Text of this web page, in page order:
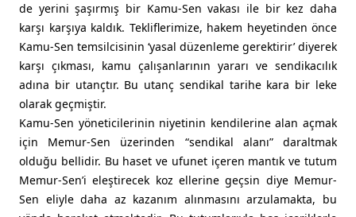
de yerini şaşırmış bir Kamu-Sen vakası ile bir kez daha
karşı karşıya kaldık. Tekliflerimize, hakem heyetinden önce
Kamu-Sen temsilcisinin ‘yasal düzenleme gerektirir’ diyerek
karşı çıkması, kamu çalışanlarının yararı ve sendikacılık
adına bir utançtır. Bu utanç sendikal tarihe kara bir leke
olarak geçmiştir.
Kamu-Sen yöneticilerinin niyetinin kendilerine alan açmak
için Memur-Sen üzerinden “sendikal alanı” daraltmak
olduğu bellidir. Bu haset ve ufunet içeren mantık ve tutum
Memur-Sen’i eleştirecek koz ellerine geçsin diye Memur-
Sen eliyle daha az kazanım alınmasını arzulamakta, bu